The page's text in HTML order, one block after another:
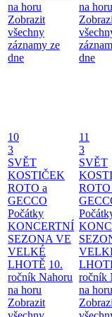
na horu
Zobrazit
všechny
záznamy ze
dne
na horu
dne
10
3
SVĚT
KOSTIČEK
ROTO a
GECCO
Počátky
KONCERTNÍ
SEZONA VE
VELKÉ
LHOTĚ 10.
ročník Nahoru
na horu
Zobrazit
11
3
SVĚT
ROTO
ročník
na horu